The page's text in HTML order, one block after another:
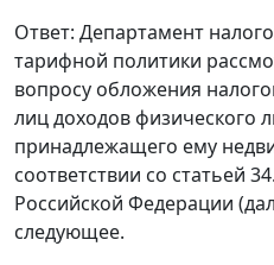
Ответ: Департамент
тарифной политики
вопросу обложения
лиц доходов физического
принадлежащего ему
соответствии со статьей
Российской Федерации
следующее.